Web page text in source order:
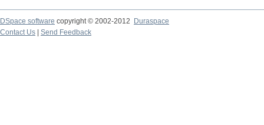
DSpace software copyright © 2002-2012
Duraspace
Contact Us
Send Feedback